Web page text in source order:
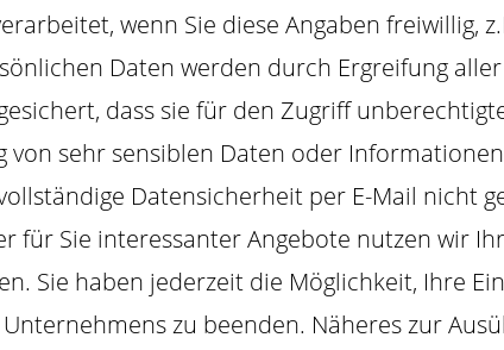
wenn Sie diese Angaben freiwillig,
Daten werden durch Ergreifung
dass sie für den Zugriff
von sehr sensiblen Daten oder
Datensicherheit per E-Mail nicht
Sie interessanter Angebote nutzen wir
Sie haben jederzeit die Möglichkeit, Ihre
zu beenden. Näheres zur